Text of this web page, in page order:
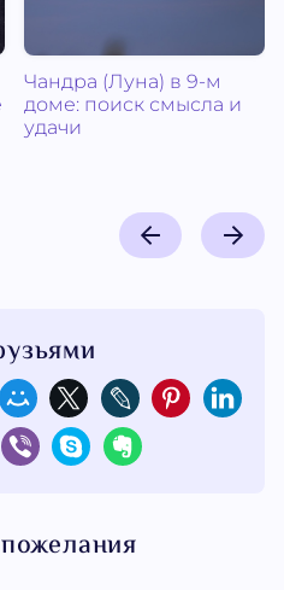
Чандра (Луна) в 9-м
доме: поиск смысла и
удачи